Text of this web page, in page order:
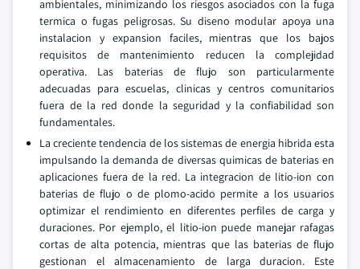
ambientales, minimizando los riesgos asociados con la fuga
termica o fugas peligrosas. Su diseno modular apoya una
instalacion y expansion faciles, mientras que los bajos
requisitos de mantenimiento reducen la complejidad
operativa. Las baterias de flujo son particularmente
adecuadas para escuelas, clinicas y centros comunitarios
fuera de la red donde la seguridad y la confiabilidad son
fundamentales.
La creciente tendencia de los sistemas de energia hibrida esta
impulsando la demanda de diversas quimicas de baterias en
aplicaciones fuera de la red. La integracion de litio-ion con
baterias de flujo o de plomo-acido permite a los usuarios
optimizar el rendimiento en diferentes perfiles de carga y
duraciones. Por ejemplo, el litio-ion puede manejar rafagas
cortas de alta potencia, mientras que las baterias de flujo
gestionan el almacenamiento de larga duracion. Este